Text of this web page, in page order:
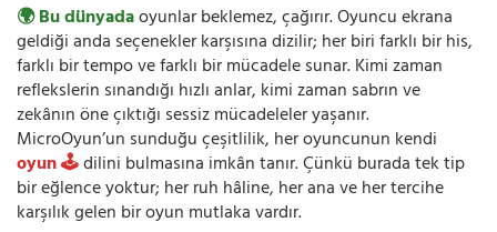
🌍 Bu dünyadaoyunlar beklemez, çağırır. Oyuncu ekrana
geldiği anda seçenekler karşısına dizilir; her biri farklı bir his,
farklı bir tempo ve farklı bir mücadele sunar. Kimi zaman
reflekslerin sınandığı hızlı anlar, kimi zaman sabrın ve
zekânın öne çıktığı sessiz mücadeleler yaşanır.
MicroOyun’un sunduğu çeşitlilik, her oyuncunun kendi
oyun 🕹️dilini bulmasına imkân tanır. Çünkü burada tek tip
bir eğlence yoktur; her ruh hâline, her ana ve her tercihe
karşılık gelen bir oyun mutlaka vardır.